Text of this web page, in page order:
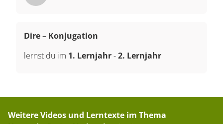
Dire – Konjugation
lernst du im 1. Lernjahr-2. Lernjahr
Weitere Videos und Lerntexte im Thema